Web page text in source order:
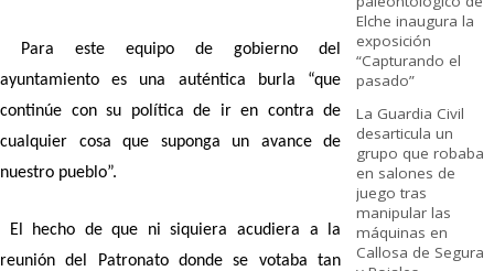
Para este equipo de gobierno del
ayuntamiento es una auténtica burla “que
continúe con su política de ir en contra de
cualquier cosa que suponga un avance de
nuestro pueblo”.
El hecho de que ni siquiera acudiera a la
reunión del Patronato donde se votaba tan
Elche inaugura la
exposición
“Capturando el
pasado”
La Guardia Civil
desarticula un
grupo que robaba
en salones de
juego tras
manipular las
máquinas en
Callosa de Segura